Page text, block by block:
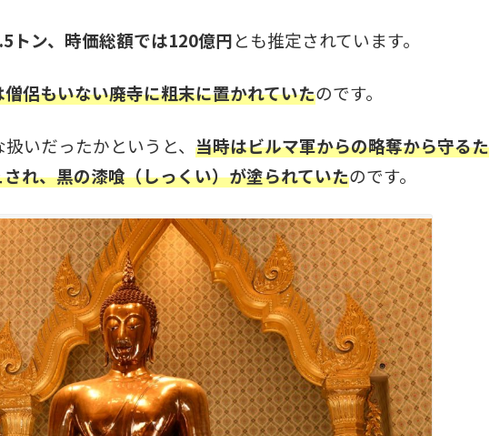
トン、時価総額では120億円とも推定されています。
僧侶もいない廃寺に粗末に置かれていたのです。
いだったかというと、 当時はビルマ軍からの略奪から守るた
れ、黒の漆喰（しっくい）が塗られていたのです。